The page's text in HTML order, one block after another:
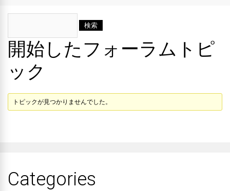
開始したフォーラムトピ
ック
トピックが見つかりませんでした。
Categories